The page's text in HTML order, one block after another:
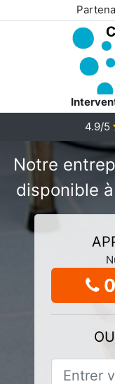
4.9/5
Notre
disponible